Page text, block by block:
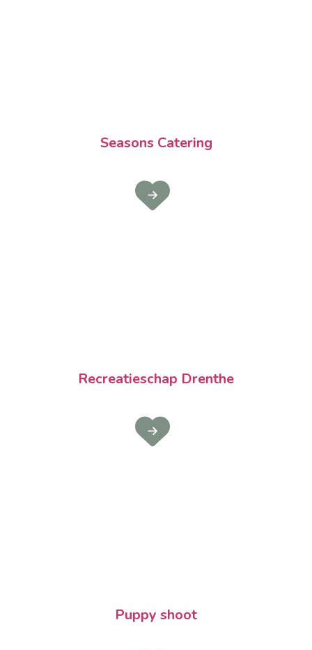
Seasons Catering
Recreatieschap Drenthe
Puppy shoot